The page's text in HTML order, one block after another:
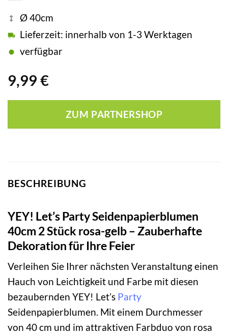
9,99 €
Ø 40cm
Lieferzeit: innerhalb von 1-3 Werktagen
verfügbar
ZUM PARTNERSHOP
BESCHREIBUNG
YEY! Let’s Party Seidenpapierblumen
40cm 2 Stück rosa-gelb – Zauberhafte
Dekoration für Ihre Feier
Verleihen Sie Ihrer nächsten Veranstaltung einen
Hauch von Leichtigkeit und Farbe mit diesen
bezaubernden YEY! Let’s Party
Seidenpapierblumen. Mit einem Durchmesser
von 40 cm und im attraktiven Farbduo von rosa